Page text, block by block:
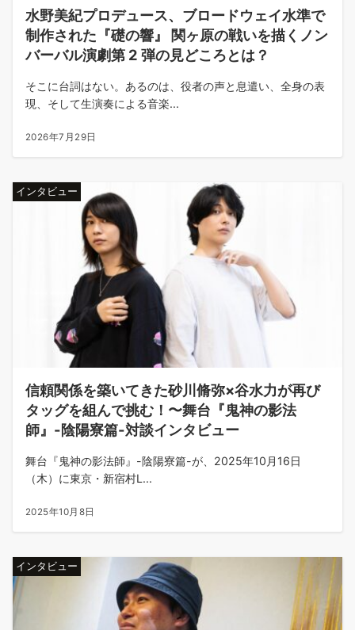
水野美紀プロデュース、ブロードウェイ水準で
制作された『礎の響』 関ヶ原の戦いを描くノン
バーバル演劇第 2 弾の見どころとは？
そこに台詞はない。あるのは、役者の声と息遣い、全身の表
現、そして生演奏による音楽...
2026年7月29日
インタビュー
信頼関係を築いてきた砂川脩弥×谷水力が再び
タッグを組んで挑む！〜舞台『鬼神の影法
師』-陰陽寮篇-対談インタビュー
舞台『鬼神の影法師』-陰陽寮篇-が、2025年10月16日
（木）に東京・新宿村L...
2025年10月8日
インタビュー